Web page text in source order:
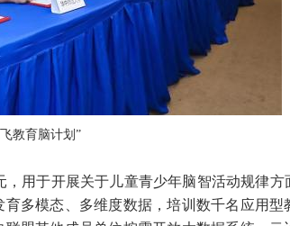
教育脑计划”
用于开展关于儿童青少年脑智活动规律方
多模态、多维度数据，培训数千名应用型